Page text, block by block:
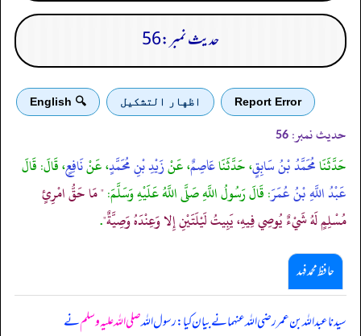
حدیث نمبر:56
Report Error اظهار التشكيل 🔍 English
حدیث نمبر: 56
حَدَّثَنَامُحَمَّدُ بْنُ سَابِقٍ، حَدَّثَنَاعَاصِمٌ، عَنْزَيْدِ بْنِ مُحَمَّدٍ، عَنْنَافِعٍ، قَالَ: قَالَ
عَبْدُ اللَّهِ بْنُ عُمَرَ: قَالَ رَسُولُ اللَّهِ صَلَّى اللَّهُ عَلَيْهِ وَسَلَّمَ:" مَا حَقُّ امْرِئٍ
مُسْلِمٍ لَهُ شَيْءٌ يُوصِي فِيهِ، يَبِيتُ لَيْلَتَيْنِ إِلا وَعِنْدَهُ وَصِيَّةٌ".
حافظ محمد فہد
سیدنا عبداللہ بن عمر رضی اللہ عنہما نے بیان کیا: رسول اللہصلی اللہ علیہ وسلمنے